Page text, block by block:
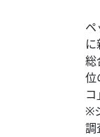
ペ
総
位
コ
※
調